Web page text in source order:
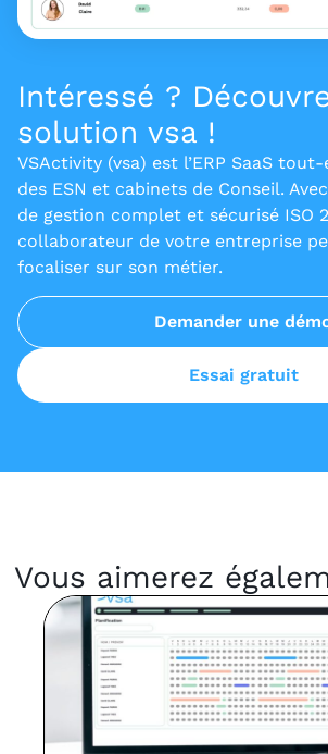
Intéressé ?
solution vsa !
VSActivity (vsa) est l’ERP SaaS
des ESN et cabinets de Conseil.
de gestion complet et sécurisé ISO
collaborateur de votre entreprise
focaliser sur son métier.
Demander une
Essai gratuit
Vous aimerez